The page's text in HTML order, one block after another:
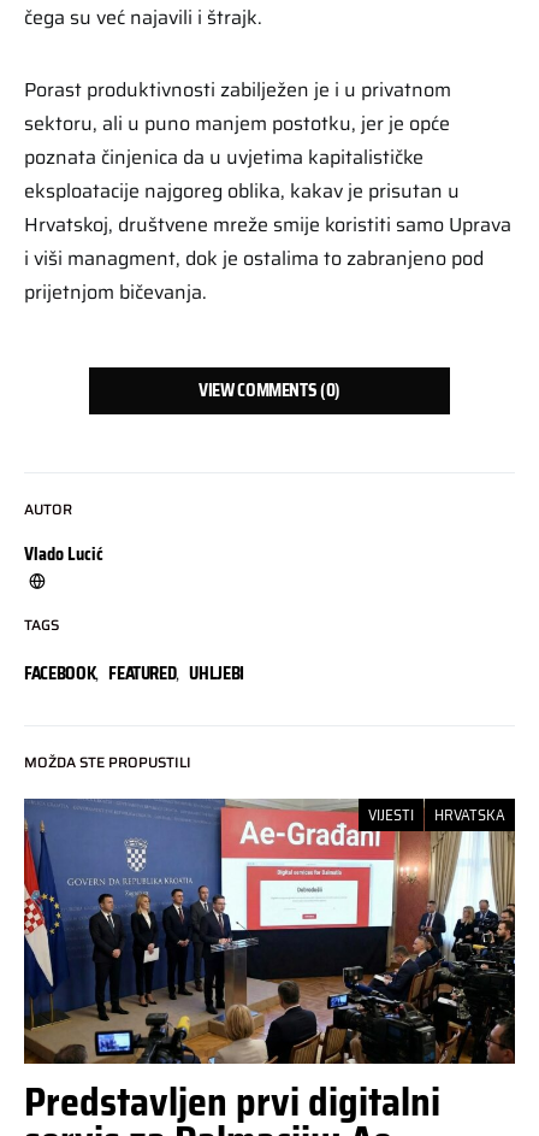
AUTOR
Vlado Lucić
TAGS
FACEBOOK, FEATURED, UHLJEBI
čega su već najavili i štrajk.
Porast produktivnosti zabilježen je i u privatnom
sektoru, ali u puno manjem postotku, jer je opće
poznata činjenica da u uvjetima kapitalističke
eksploatacije najgoreg oblika, kakav je prisutan u
Hrvatskoj, društvene mreže smije koristiti samo Uprava
i viši managment, dok je ostalima to zabranjeno pod
prijetnjom bičevanja.
VIEW COMMENTS (0)
MOŽDA STE PROPUSTILI
VIJESTI HRVATSKA
Predstavljen prvi digitalni